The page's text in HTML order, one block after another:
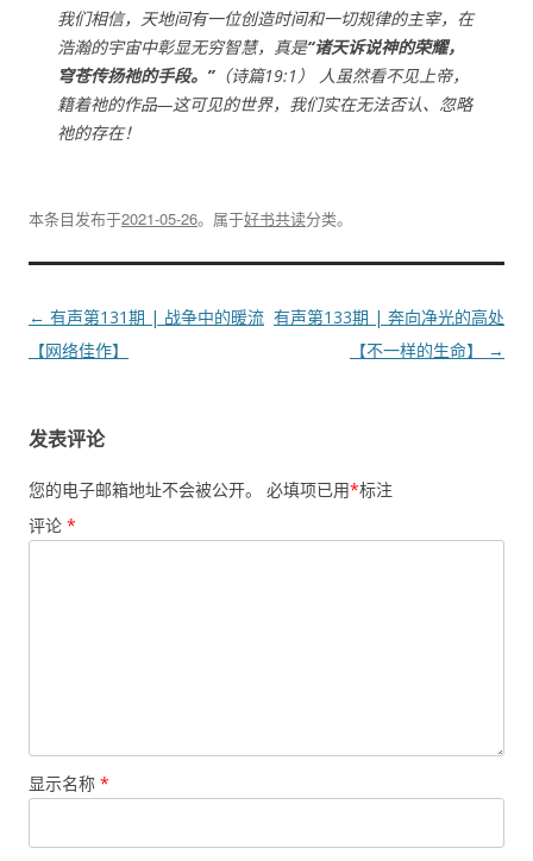
我们相信，天地间有一位创造时间和一切规律的主宰，在
浩瀚的宇宙中彰显无穷智慧，真是“诸天诉说神的荣耀，
穹苍传扬祂的手段。”（诗篇19:1） 人虽然看不见上帝，
籍着祂的作品—这可见的世界，我们实在无法否认、忽略
祂的存在！
本条目发布于2021-05-26。属于好书共读分类。
文
章
← 有声第131期 | 战争中的暖流
【网络佳作】
有声第133期 | 奔向净光的高处
【不一样的生命】
→
发表评论
您的电子邮箱地址不会被公开。 必填项已用*标注
评论 *
显示名称 *